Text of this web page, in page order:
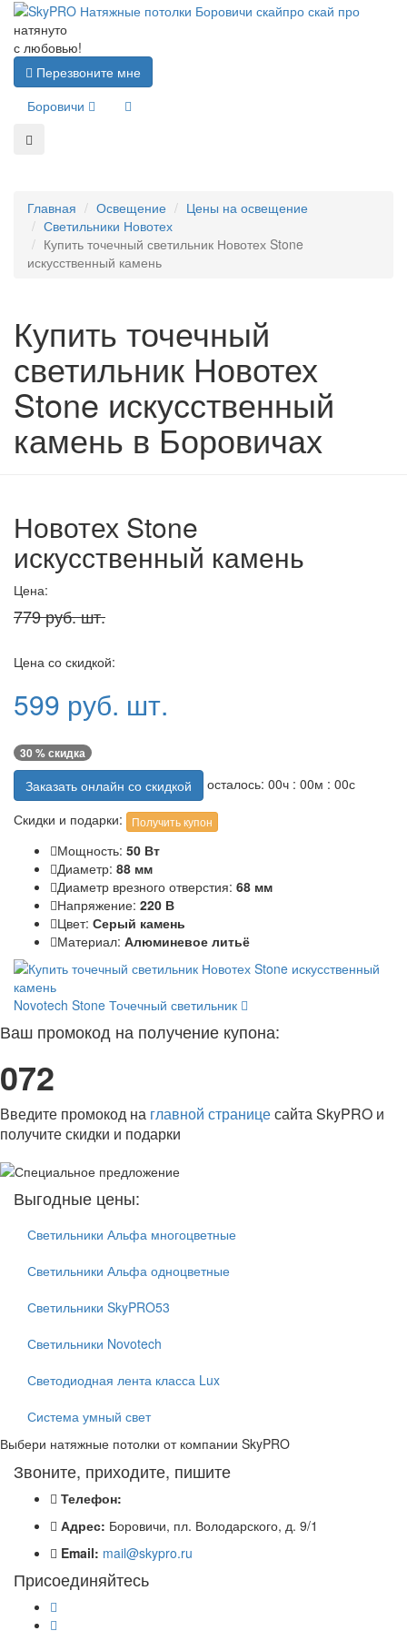
натянуто
с любовью!
Перезвоните мне
Боровичи
Главная Освещение
Цены на освещение
Светильники Новотех
Купить точечный светильник Новотех Stone
искусственный камень
Купить точечный
светильник Новотех
Stone искусственный
камень в Боровичах
Новотех Stone
искусственный камень
Цена:
779 руб. шт.
Цена со скидкой:
599 руб. шт.
30 % скидка
Заказать онлайн со скидкой осталось: 00ч : 00м : 00с
Скидки и подарки:
Получить купон
Мощность: 50 Вт
Диаметр: 88 мм
Диаметр врезного отверстия: 68 мм
Напряжение: 220 В
Цвет: Серый камень
Материал: Алюминевое литьё
Novotech Stone Точечный светильник
Ваш промокод на получение купона:
072
Введите промокод на главной страницесайта SkyPRO и
получите скидки и подарки
Выгодные цены:
Светильники Альфа многоцветные
Светильники Альфа одноцветные
Светильники SkyPRO53
Светильники Novotech
Светодиодная лента класса Lux
Система умный свет
Выбери натяжные потолки от компании SkyPRO
Звоните, приходите, пишите
Телефон:
Адрес: Боровичи, пл. Володарского, д. 9/1
Email: mail@skypro.ru
Присоединяйтесь